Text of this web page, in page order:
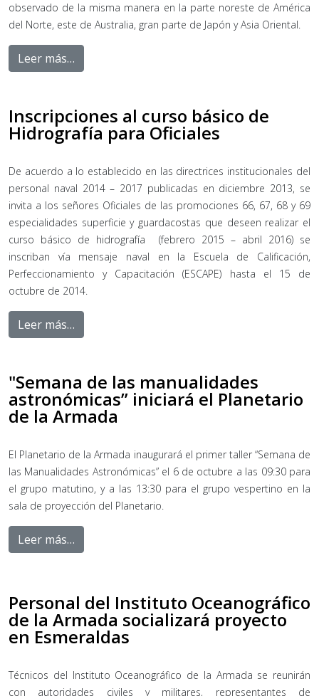
observado de la misma manera en la parte noreste de América
del Norte, este de Australia, gran parte de Japón y Asia Oriental.
Leer más…
Inscripciones al curso básico de
Hidrografía para Oficiales
De acuerdo a lo establecido en las directrices institucionales del
personal naval 2014 – 2017 publicadas en diciembre 2013, se
invita a los señores Oficiales de las promociones 66, 67, 68 y 69
especialidades superficie y guardacostas que deseen realizar el
curso básico de hidrografía (febrero 2015 – abril 2016) se
inscriban vía mensaje naval en la Escuela de Calificación,
Perfeccionamiento y Capacitación (ESCAPE) hasta el 15 de
octubre de 2014.
Leer más…
"Semana de las manualidades
astronómicas” iniciará el Planetario
de la Armada
El Planetario de la Armada inaugurará el primer taller “Semana de
las Manualidades Astronómicas” el 6 de octubre a las 09:30 para
el grupo matutino, y a las 13:30 para el grupo vespertino en la
sala de proyección del Planetario.
Leer más…
Personal del Instituto Oceanográfico
de la Armada socializará proyecto
en Esmeraldas
Técnicos del Instituto Oceanográfico de la Armada se reunirán
con autoridades civiles y militares, representantes de